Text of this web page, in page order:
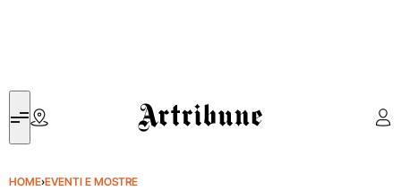
Artribune
HOME›EVENTI E MOSTRE